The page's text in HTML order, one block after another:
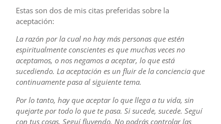
Estas son dos de mis citas preferidas sobre la
aceptación:
La razón por la cual no hay más personas que estén
espiritualmente conscientes es que muchas veces no
aceptamos, o nos negamos a aceptar, lo que está
sucediendo. La aceptación es un fluir de la conciencia que
continuamente pasa al siguiente tema.
Por lo tanto, hay que aceptar lo que llega a tu vida, sin
quejarte por todo lo que te pasa. Si sucede, sucede. Seguí
con tus cosas. Seguí fluyendo. No podrás controlar las